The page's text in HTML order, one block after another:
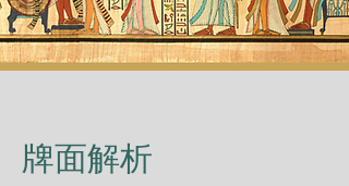
​牌面解析